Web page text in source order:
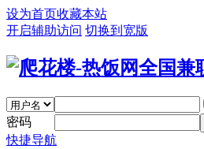
设为首页收藏本站
开启辅助访问 切换到宽版
密码
快捷导航